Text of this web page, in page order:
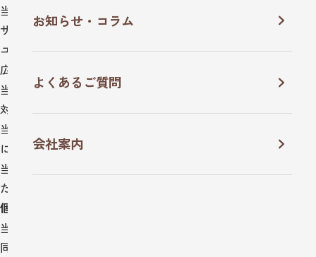
当社の提供するサービスに関する登録の受付、本人確認、ユー
ザー認証、ユーザー設定の記録、維持、保護及び改善のため
ユーザーのトラフィック測定及び行動測定のため
広告の配信、表示及び効果測定のため
当社の提供するサービスに関するご案内、お問い合わせ等への
対応のため
当社の提供するサービスに関する当社の規約等に違反する行為
に対する対応のため
当社の提供するサービスに関する規約等の変更などを通知する
ため
個人情報の第三者提供について
当社は、法令に定める場合を除き、個人情報を、事前に本人の
同意を得ることなく、第三者に提供しません。
お知らせ・コラム
よくあるご質問
会社案内